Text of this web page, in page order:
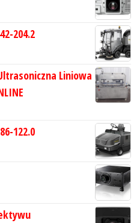
204.2
Liniowa
122.0